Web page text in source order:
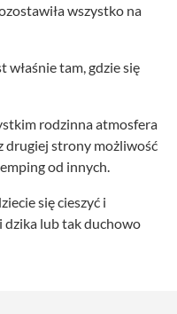
wszystko na
tam, gdzie się
rodzinna atmosfera
drugiej strony możliwość
od innych.
się cieszyć i
dzika lub tak duchowo